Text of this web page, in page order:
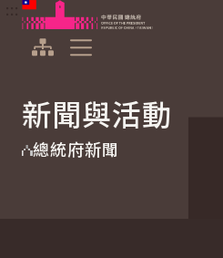
跳到主要內容
中華民國總統府
新聞與活動
總統府新聞